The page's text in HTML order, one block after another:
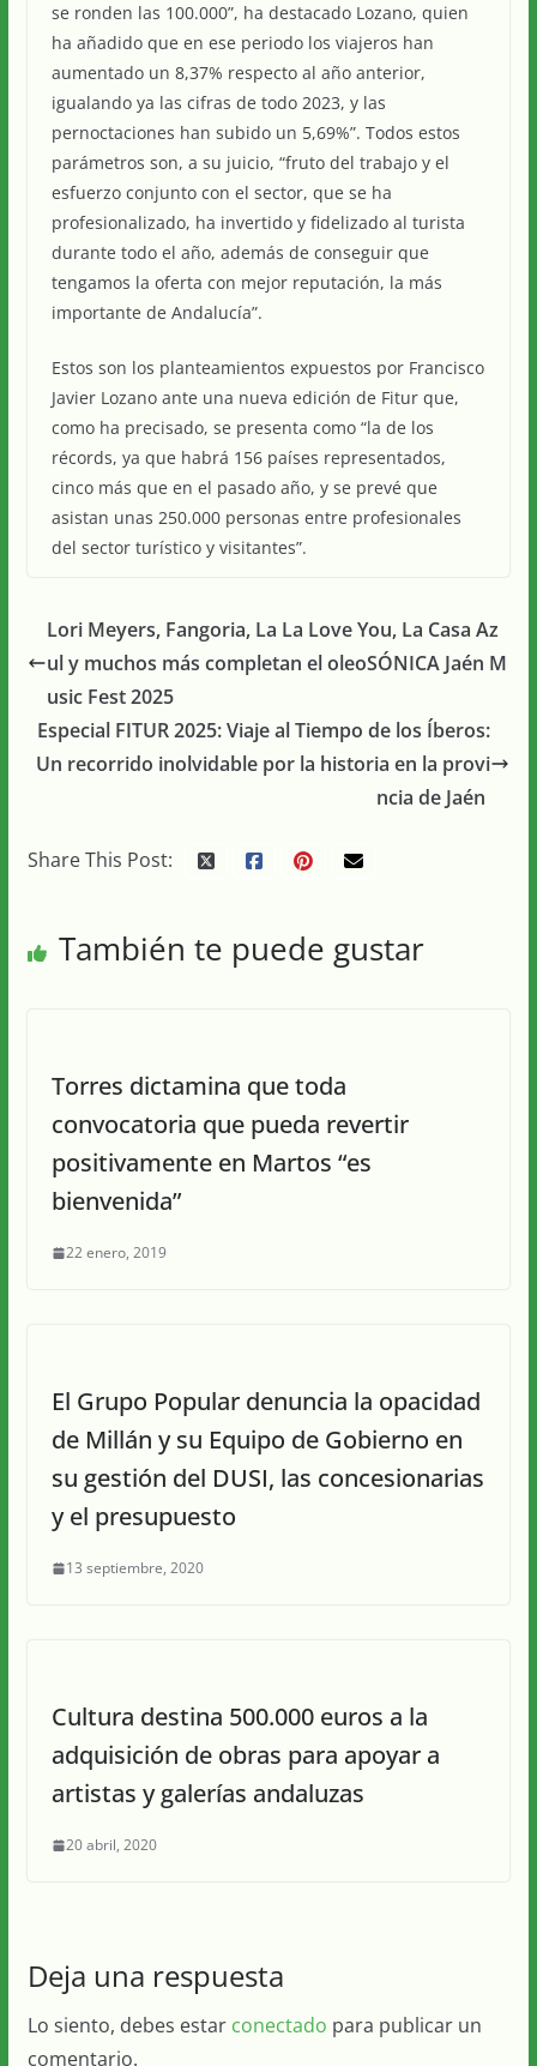
se ronden las 100.000”, ha destacado Lozano, quien
ha añadido que en ese periodo los viajeros han
aumentado un 8,37% respecto al año anterior,
igualando ya las cifras de todo 2023, y las
pernoctaciones han subido un 5,69%”. Todos estos
parámetros son, a su juicio, “fruto del trabajo y el
esfuerzo conjunto con el sector, que se ha
profesionalizado, ha invertido y fidelizado al turista
durante todo el año, además de conseguir que
tengamos la oferta con mejor reputación, la más
importante de Andalucía”.
Estos son los planteamientos expuestos por Francisco
Javier Lozano ante una nueva edición de Fitur que,
como ha precisado, se presenta como “la de los
récords, ya que habrá 156 países representados,
cinco más que en el pasado año, y se prevé que
asistan unas 250.000 personas entre profesionales
del sector turístico y visitantes”.
Lori Meyers, Fangoria, La La Love You, La Casa Az
ul y muchos más completan el oleoSÓNICA Jaén M
usic Fest 2025
Especial FITUR 2025: Viaje al Tiempo de los Íberos:
Un recorrido inolvidable por la historia en la provi
ncia de Jaén
Share This Post:
También te puede gustar
Torres dictamina que toda
convocatoria que pueda revertir
positivamente en Martos “es
bienvenida”
22 enero, 2019
El Grupo Popular denuncia la opacidad
de Millán y su Equipo de Gobierno en
su gestión del DUSI, las concesionarias
y el presupuesto
13 septiembre, 2020
Cultura destina 500.000 euros a la
adquisición de obras para apoyar a
artistas y galerías andaluzas
20 abril, 2020
Deja una respuesta
Lo siento, debes estar conectado para publicar un
comentario.